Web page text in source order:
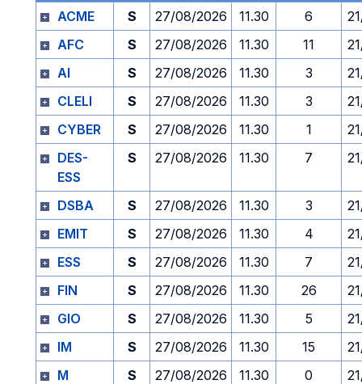
ACME S 27/08/2026 11.30 6
AFC
S 27/08/2026 11.30 11
AI
S 27/08/2026 11.30 3
CLELI
S 27/08/2026 11.30 3
CYBER
S 27/08/2026 11.30 1
DES-
ESS
S 27/08/2026 11.30 7
DSBA S 27/08/2026 11.30 3
EMIT
S 27/08/2026 11.30 4
ESS
S 27/08/2026 11.30 7
FIN
S 27/08/2026 11.30 26
GIO
S 27/08/2026 11.30 5
IM
S 27/08/2026 11.30 15
M
S 27/08/2026 11.30 0